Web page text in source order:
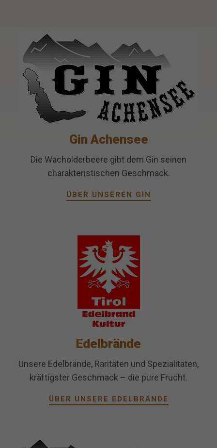
Gin Achensee
Die Wacholderbeere gibt dem Gin seinen
charakteristischen Geschmack.
ÜBER UNSEREN GIN
Edelbrände
Unsere Edelbrände, Raritäten und Spezialitäten,
kräftigster Geschmack – die pure Frucht.
ÜBER UNSERE EDELBRÄNDE